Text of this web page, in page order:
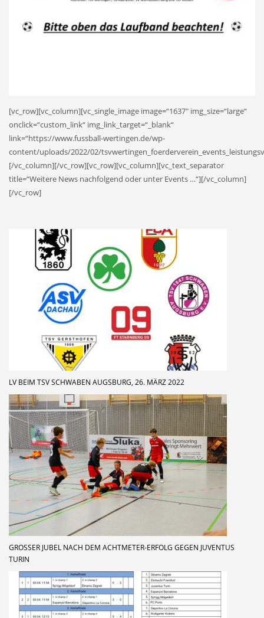
[vc_row][vc_column][vc_single_image image=“1637″ img_size=“large“
onclick=“custom_link“ img_link_target=“_blank“
link=“https://www.fussball-wertingen.de/wp-
content/uploads/2022/02/
[/vc_column][/vc_row][vc_row][vc_column][vc_text_separator
title=“Weitere News nachfolgend oder unter Events …“][/vc_column]
[/vc_row]
LV BEIM TSV SCHWABEN AUGSBURG, 26. MÄRZ 2022
GROSSER JUBEL NACH DEM ACHTMETER-ERFOLG GEGEN JUVENTUS T
URIN